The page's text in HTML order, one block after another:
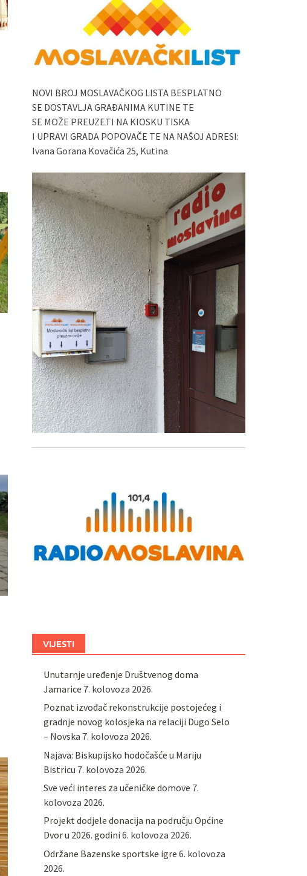
NOVI BROJ MOSLAVAČKOG LISTA BESPLATNO
SE DOSTAVLJA GRAĐANIMA KUTINE TE
SE MOŽE PREUZETI NA KIOSKU TISKA
I UPRAVI GRADA POPOVAČE TE NA NAŠOJ ADRESI:
Ivana Gorana Kovačića 25, Kutina
VIJESTI
Unutarnje uređenje Društvenog doma
Jamarice 7. kolovoza 2026.
Poznat izvođač rekonstrukcije postojećeg i
gradnje novog kolosjeka na relaciji Dugo Selo
– Novska 7. kolovoza 2026.
Najava: Biskupijsko hodočašće u Mariju
Bistricu 7. kolovoza 2026.
Sve veći interes za učeničke domove 7.
kolovoza 2026.
Projekt dodjele donacija na području Općine
Dvor u 2026. godini 6. kolovoza 2026.
Održane Bazenske sportske igre 6. kolovoza
2026.